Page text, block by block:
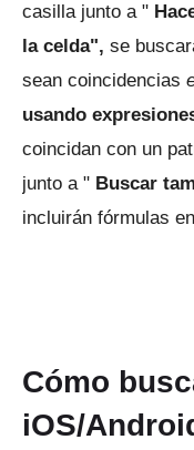
casilla junto a "
la celda", se
sean coincidencias
usando
coincidan con un
junto a " Buscar
incluirán fórmulas
Cómo
iOS/